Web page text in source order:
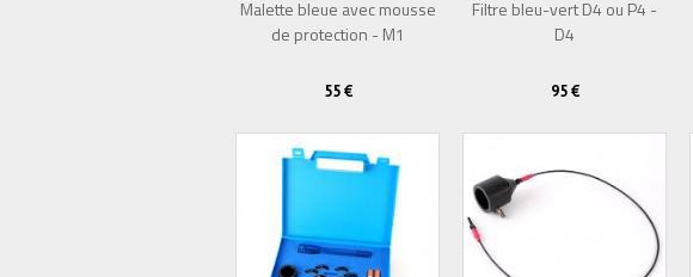
Malette bleue avec mousse
de protection - M1
55 €
Filtre bleu-vert D4 ou P4 -
D4
95 €